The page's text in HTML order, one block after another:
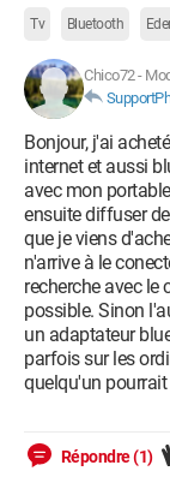
Tv Bluetooth
Chico72-
Bonjour, j'ai
internet et aussi
avec mon
ensuite diffuser
que je viens
n'arrive à le
recherche avec le
possible. Sinon
un adaptateur
parfois sur les
quelqu'un
Répondre (1)